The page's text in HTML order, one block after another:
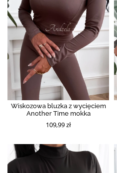
Wiskozowa bluzka z wycięciem
Another Time mokka
109,99 zł